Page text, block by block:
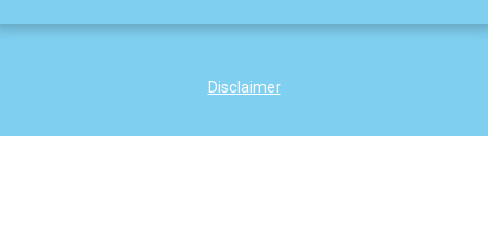
Disclaimer